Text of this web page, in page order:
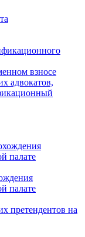
взносе
адвокатов,
палате
палате
претендентов на